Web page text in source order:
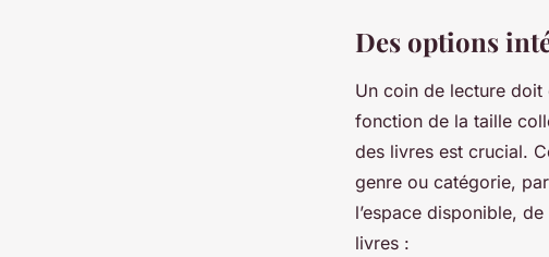
Des options
Un coin de lecture doit
fonction de la taille
des livres est crucial.
genre ou catégorie,
l’espace disponible,
livres :